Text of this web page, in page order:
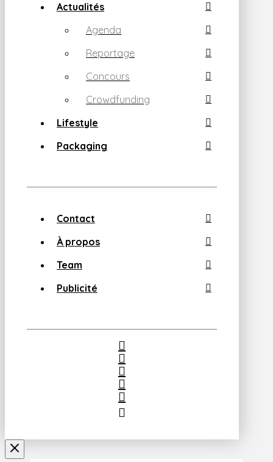
Actualités
Agenda
Reportage
Concours
Crowdfunding
Lifestyle
Packaging
Contact
À propos
Team
Publicité